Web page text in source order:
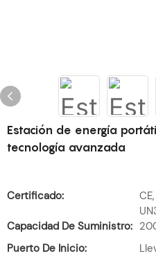
Estación de energía
tecnología avanzada
Certificado:
Capacidad De Suministro:
Puerto De Inicio: